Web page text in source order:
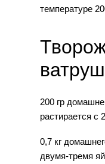
температуре
200 гр
растирается с
0,7 кг
двумя-тремя